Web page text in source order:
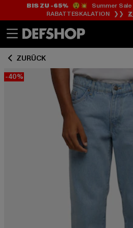
Zum
Zum
BIS ZU -65%😲💥 Summer
RABATTESKALATION ❯❯
ZURÜCK
-40%